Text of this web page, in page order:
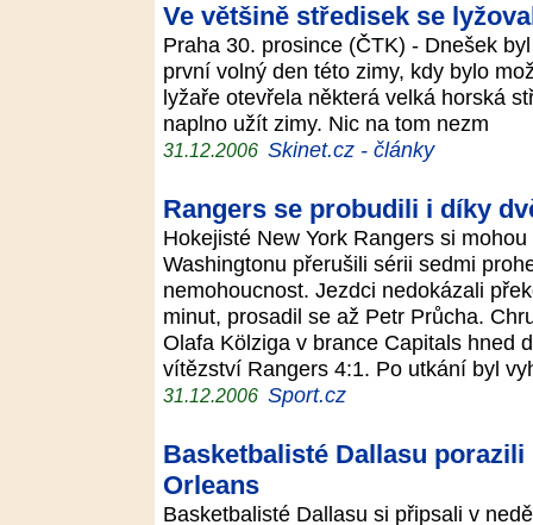
Ve většině středisek se
Praha 30. prosince (ČTK) - Dnešek
první volný den této zimy, kdy bylo
lyžaře otevřela některá velká horská
naplno užít zimy. Nic na tom nezm
31.12.2006 Skinet.cz - články
Rangers se probudili i díky
Hokejisté New York Rangers si
Washingtonu přerušili sérii sedmi
nemohoucnost. Jezdci nedokázali
minut, prosadil se až Petr Průcha.
Olafa Kölziga v brance Capitals hned
vítězství Rangers 4:1. Po utkání byl
31.12.2006 Sport.cz
Basketbalisté Dallasu porazili
Orleans
Basketbalisté Dallasu si připsali v